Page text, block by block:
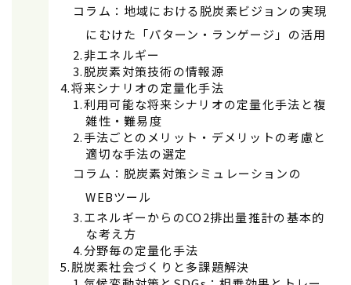
コラム：地域における脱炭素ビジョンの実現
にむけた「パターン・ランゲージ」の活用
⾮エネルギー
脱炭素対策技術の情報源
将来シナリオの定量化⼿法
利⽤可能な将来シナリオの定量化⼿法と複
雑性・難易度
手法ごとのメリット・デメリットの考慮と
適切な手法の選定
コラム：脱炭素対策シミュレーションの
WEBツール
エネルギーからのCO2排出量推計の基本的
な考え方
分野毎の定量化手法
脱炭素社会づくりと多課題解決